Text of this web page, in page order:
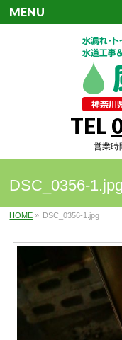
TEL
営業時
MENU
DSC_0356-1.jpg
HOME » DSC_0356-1.jpg